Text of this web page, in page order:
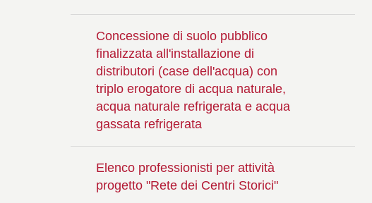
Concessione di suolo pubblico
finalizzata all'installazione di
distributori (case dell'acqua) con
triplo erogatore di acqua naturale,
acqua naturale refrigerata e acqua
gassata refrigerata
Elenco professionisti per attività
progetto "Rete dei Centri Storici"